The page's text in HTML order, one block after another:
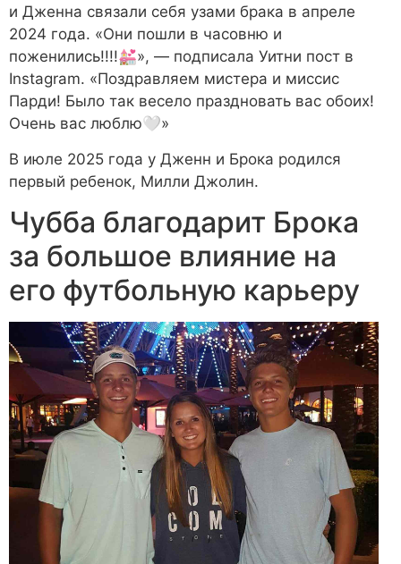
и Дженна связали себя узами брака в апреле
2024 года. «Они пошли в часовню и
поженились!!!!💒», — подписала Уитни пост в
Instagram. «Поздравляем мистера и миссис
Парди! Было так весело праздновать вас обоих!
Очень вас люблю🤍»
В июле 2025 года у Дженн и Брока родился
первый ребенок, Милли Джолин.
Чубба благодарит Брока
за большое влияние на
его футбольную карьеру